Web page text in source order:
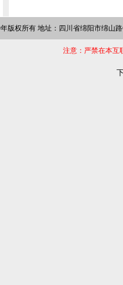
版权所有 地址：四川省绵阳市绵山
注意：严禁在本互